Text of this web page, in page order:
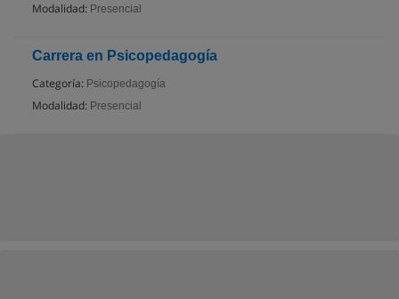
Modalidad: Presencial
Carrera en Psicopedagogía
Categoría: Psicopedagogía
Modalidad: Presencial